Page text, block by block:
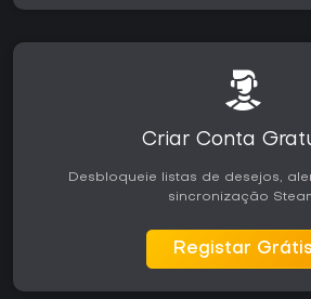
Criar Conta
Desbloqueie listas de desejos,
sincronização
Registar Grátis